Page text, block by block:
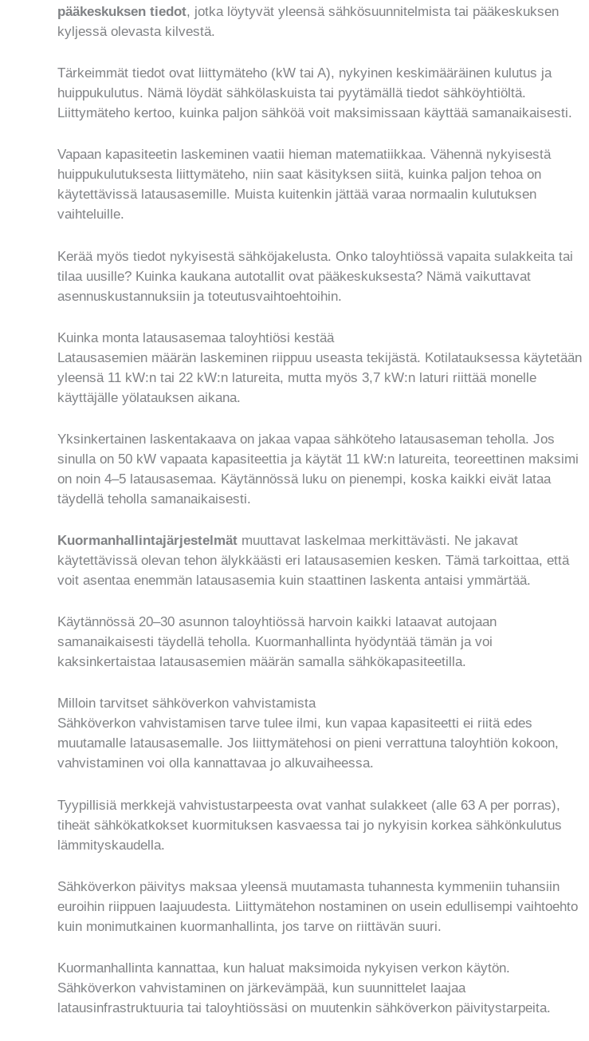
pääkeskuksen tiedot, jotka löytyvät yleensä sähkösuunnitelmista tai pääkeskuksen
kyljessä olevasta kilvestä.
Tärkeimmät tiedot ovat liittymäteho (kW tai A), nykyinen keskimääräinen kulutus ja
huippukulutus. Nämä löydät sähkölaskuista tai pyytämällä tiedot sähköyhtiöltä.
Liittymäteho kertoo, kuinka paljon sähköä voit maksimissaan käyttää samanaikaisesti.
Vapaan kapasiteetin laskeminen vaatii hieman matematiikkaa. Vähennä nykyisestä
huippukulutuksesta liittymäteho, niin saat käsityksen siitä, kuinka paljon tehoa on
käytettävissä latausasemille. Muista kuitenkin jättää varaa normaalin kulutuksen
vaihteluille.
Kerää myös tiedot nykyisestä sähköjakelusta. Onko taloyhtiössä vapaita sulakkeita tai
tilaa uusille? Kuinka kaukana autotallit ovat pääkeskuksesta? Nämä vaikuttavat
asennuskustannuksiin ja toteutusvaihtoehtoihin.
Kuinka monta latausasemaa taloyhtiösi kestää
Latausasemien määrän laskeminen riippuu useasta tekijästä. Kotilatauksessa käytetään
yleensä 11 kW:n tai 22 kW:n latureita, mutta myös 3,7 kW:n laturi riittää monelle
käyttäjälle yölatauksen aikana.
Yksinkertainen laskentakaava on jakaa vapaa sähköteho latausaseman teholla. Jos
sinulla on 50 kW vapaata kapasiteettia ja käytät 11 kW:n latureita, teoreettinen maksimi
on noin 4–5 latausasemaa. Käytännössä luku on pienempi, koska kaikki eivät lataa
täydellä teholla samanaikaisesti.
Kuormanhallintajärjestelmät muuttavat laskelmaa merkittävästi. Ne jakavat
käytettävissä olevan tehon älykkäästi eri latausasemien kesken. Tämä tarkoittaa, että
voit asentaa enemmän latausasemia kuin staattinen laskenta antaisi ymmärtää.
Käytännössä 20–30 asunnon taloyhtiössä harvoin kaikki lataavat autojaan
samanaikaisesti täydellä teholla. Kuormanhallinta hyödyntää tämän ja voi
kaksinkertaistaa latausasemien määrän samalla sähkökapasiteetilla.
Milloin tarvitset sähköverkon vahvistamista
Sähköverkon vahvistamisen tarve tulee ilmi, kun vapaa kapasiteetti ei riitä edes
muutamalle latausasemalle. Jos liittymätehosi on pieni verrattuna taloyhtiön kokoon,
vahvistaminen voi olla kannattavaa jo alkuvaiheessa.
Tyypillisiä merkkejä vahvistustarpeesta ovat vanhat sulakkeet (alle 63 A per porras),
tiheät sähkökatkokset kuormituksen kasvaessa tai jo nykyisin korkea sähkönkulutus
lämmityskaudella.
Sähköverkon päivitys maksaa yleensä muutamasta tuhannesta kymmeniin tuhansiin
euroihin riippuen laajuudesta. Liittymätehon nostaminen on usein edullisempi vaihtoehto
kuin monimutkainen kuormanhallinta, jos tarve on riittävän suuri.
Kuormanhallinta kannattaa, kun haluat maksimoida nykyisen verkon käytön.
Sähköverkon vahvistaminen on järkevämpää, kun suunnittelet laajaa
latausinfrastruktuuria tai taloyhtiössäsi on muutenkin sähköverkon päivitystarpeita.